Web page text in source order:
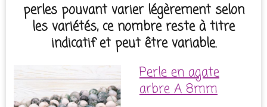
perles pouvant varier légèrement selon
les variétés, ce nombre reste à titre
indicatif et peut être variable.
Perle en agate
arbre A 8mm